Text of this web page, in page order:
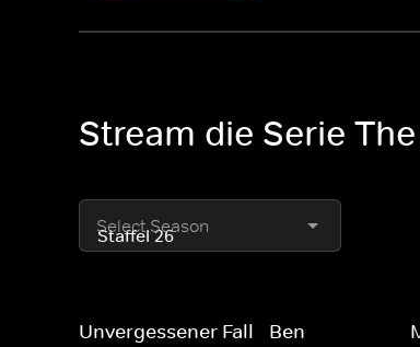
Stream die Serie
Select Season
Unvergessener Fall - Ben